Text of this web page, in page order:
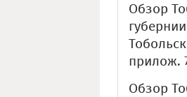
Обзор
прилож.
Обзор